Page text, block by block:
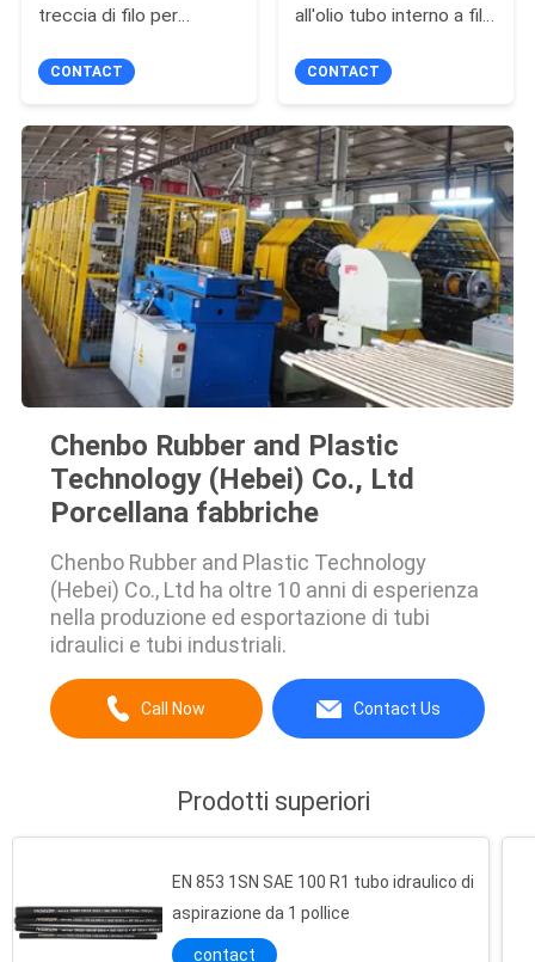
treccia di filo per
agricole
CONTACT
all'olio tubo interno a filo
idraulico per prestazioni
CONTACT
Chenbo Rubber and Plastic
Technology (Hebei) Co., Ltd
Porcellana fabbriche
Chenbo Rubber and Plastic Technology
(Hebei) Co., Ltd ha oltre 10 anni di esperienza
nella produzione ed esportazione di tubi
idraulici e tubi industriali.
Call Now Contact Us
Prodotti superiori
EN 853 1SN SAE 100 R1 tubo idraulico di
aspirazione da 1 pollice
contact